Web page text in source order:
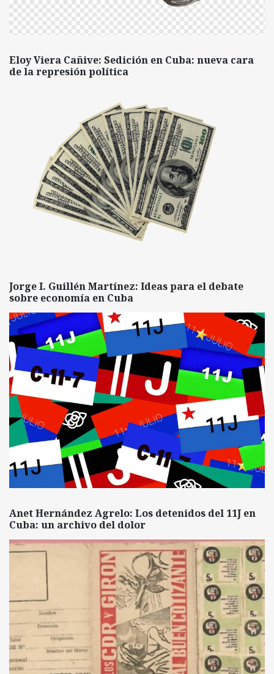
Eloy Viera Cañive: Sedición en Cuba: nueva cara
de la represión política
Jorge I. Guillén Martínez: Ideas para el debate
sobre economía en Cuba
Anet Hernández Agrelo: Los detenidos del 11J en
Cuba: un archivo del dolor